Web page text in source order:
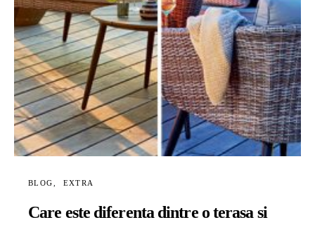
BLOG EXTRA
Care este diferenta dintre o terasa si